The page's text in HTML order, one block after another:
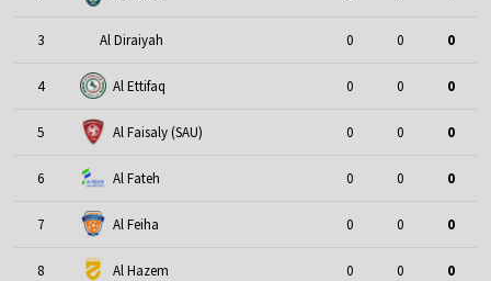
3 Al Diraiyah 0 0 0
4 Al Ettifaq 0 0 0
5 Al Faisaly (SAU) 0 0 0
6 Al Fateh 0 0 0
7 Al Feiha 0 0 0
8 Al Hazem 0 0 0